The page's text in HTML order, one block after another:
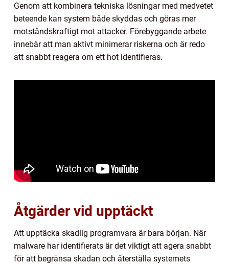
Genom att kombinera tekniska lösningar med medvetet
beteende kan system både skyddas och göras mer
motståndskraftigt mot attacker. Förebyggande arbete
innebär att man aktivt minimerar riskerna och är redo
att snabbt reagera om ett hot identifieras.
Åtgärder vid upptäckt
Att upptäcka skadlig programvara är bara början. När
malware har identifierats är det viktigt att agera snabbt
för att begränsa skadan och återställa systemets